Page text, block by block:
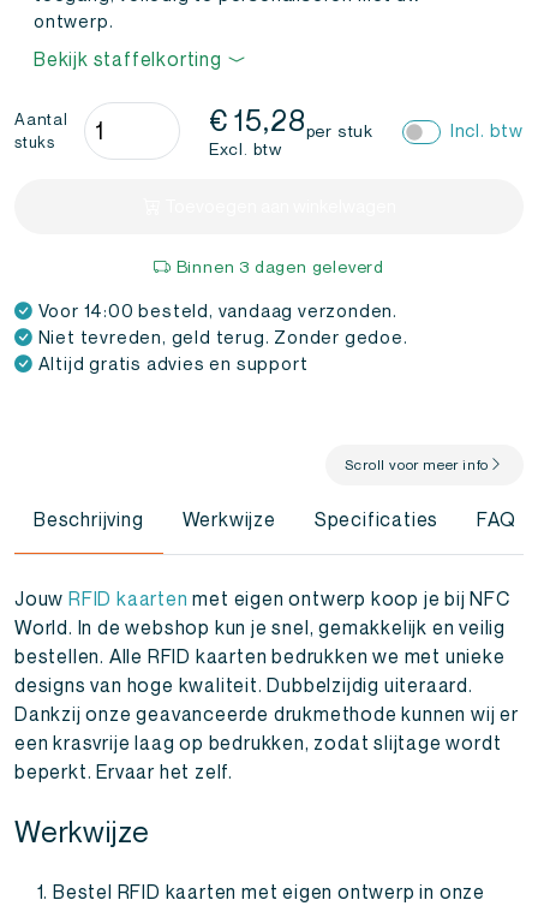
ontwerp.
Bekijk staffelkorting
Aantal
stuks
RFID
kaarten
ontwerp
€ 15,28
Excl. btw
per stuk Incl. btw
Binnen 3 dagen geleverd
Voor 14:00 besteld, vandaag verzonden.
Niet tevreden, geld terug. Zonder gedoe.
Altijd gratis advies en support
Scroll voor meer info
Beschrijving Werkwijze Specificaties FAQ
Jouw RFID kaarten met eigen ontwerp koop je bij NFC
World. In de webshop kun je snel, gemakkelijk en veilig
bestellen. Alle RFID kaarten bedrukken we met unieke
designs van hoge kwaliteit. Dubbelzijdig uiteraard.
Dankzij onze geavanceerde drukmethode kunnen wij er
een krasvrije laag op bedrukken, zodat slijtage wordt
beperkt. Ervaar het zelf.
Werkwijze
Bestel RFID kaarten met eigen ontwerp in onze